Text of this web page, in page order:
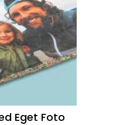
Eget Foto